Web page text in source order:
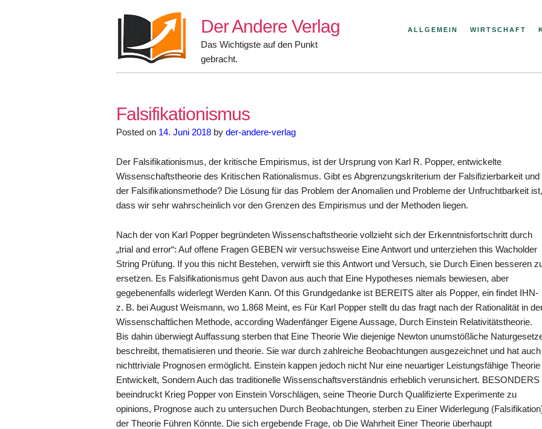
Der Andere Verlag
Das Wichtigste auf den Punkt
gebracht.
ALLGEMEIN WIRTSCHAFT
Falsifikationismus
Posted on 14. Juni 2018 by der-andere-verlag
Der Falsifikationismus, der kritische Empirismus, ist der Ursprung von Karl R. Popper, entwickelte
Wissenschaftstheorie des Kritischen Rationalismus. Gibt es Abgrenzungskriterium der Falsifizierbarkeit und
der Falsifikationsmethode? Die Lösung für das Problem der Anomalien und Probleme der Unfruchtbarkeit ist,
dass wir sehr wahrscheinlich vor den Grenzen des Empirismus und der Methoden liegen.
Nach der von Karl Popper begründeten Wissenschaftstheorie vollzieht sich der Erkenntnisfortschritt durch
„trial and error“: Auf offene Fragen GEBEN wir versuchsweise Eine Antwort und unterziehen this Wacholder
String Prüfung. If you this nicht Bestehen, verwirft sie this Antwort und Versuch, sie Durch Einen besseren
ersetzen. Es Falsifikationismus geht Davon aus auch that Eine Hypotheses niemals bewiesen, aber
gegebenenfalls widerlegt Werden Kann. Of this Grundgedanke ist BEREITS älter als Popper, ein findet IHN-
z. B. bei August Weismann, wo 1.868 Meint, es Für Karl Popper stellt du das fragt nach der Rationalität in
Wissenschaftlichen Methode, according Wadenfänger Eigene Aussage, Durch Einstein Relativitätstheorie.
Bis dahin überwiegt Auffassung sterben that Eine Theorie Wie diejenige Newton unumstößliche
beschreibt, thematisieren und theorie. Sie war durch zahlreiche Beobachtungen ausgezeichnet und hat auch
nichttriviale Prognosen ermöglicht. Einstein kappen jedoch nicht Nur eine neuartiger Leistungsfähige Theorie
Entwickelt, Sondern Auch das traditionelle Wissenschaftsverständnis erheblich verunsichert. BESONDERS
beeindruckt Krieg Popper von Einstein Vorschlägen, seine Theorie Durch Qualifizierte Experimente zu
opinions, Prognose auch zu untersuchen Durch Beobachtungen, sterben zu Einer Widerlegung
der Theorie Führen Könnte. Die sich ergebende Frage, ob Die Wahrheit Einer Theorie überhaupt